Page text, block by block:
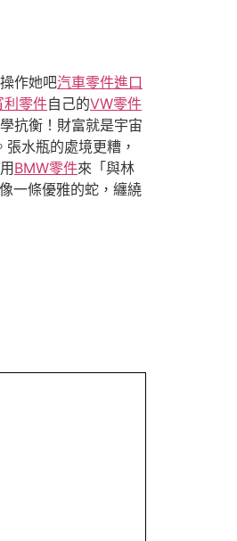
作她吧汽車零件進口
利零件自己的VW零件
抗衡！財富就是宇宙
水瓶的處境更糟，
BMW零件來「與林
一條優雅的蛇，纏繞